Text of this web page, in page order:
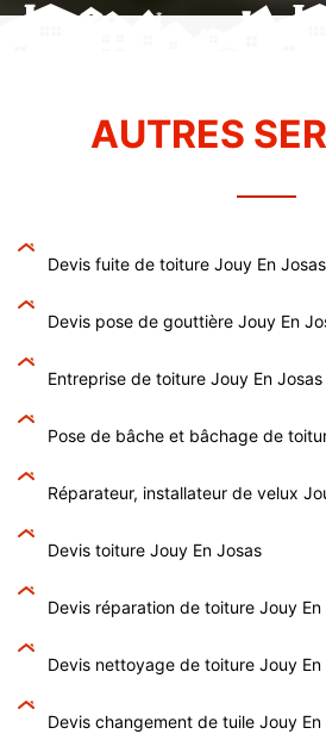
AUTRES
Devis fuite de toiture Jouy En Josas
Devis pose de gouttière Jouy En
Entreprise de toiture Jouy En Josas
Pose de bâche et bâchage de
Réparateur, installateur de velux
Devis toiture Jouy En Josas
Devis réparation de toiture Jouy En
Devis nettoyage de toiture Jouy En
Devis changement de tuile Jouy En